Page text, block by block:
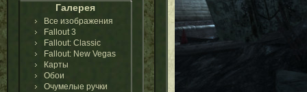
Галерея
Все изображения
Fallout 3
Fallout: Classic
Fallout: New Vegas
Карты
Обои
Очумелые ручки